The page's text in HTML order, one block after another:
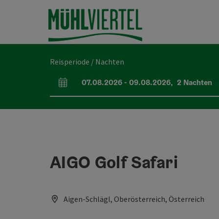
Accesskey
[0]
Navigatie Accesskey
[1]
PaginabeginAccesskey
[2]
Reisperiode / Nachten
Velden voor aankomst en vertrek
07.08.2026- 09.08.2026, 2 Nachten
AIGO Golf Safari
Aigen-Schlägl, Oberösterreich, Österreich